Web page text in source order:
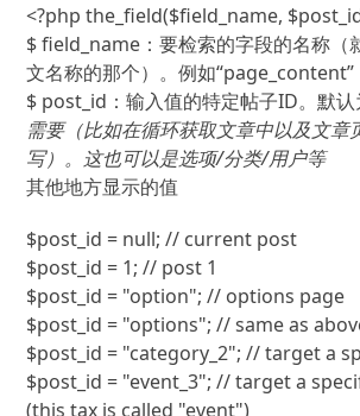
<?php the_field($field_name,
$ field_name：要检索的字段的名称（
文名称的那个）。例如“page_content”
$ post_id：输入值的特定帖子ID。默
需要（比如在循环获取文章中以及文章
写）。 这也可以是选项/分类/用户等
其他地方显示的值
$post_id = null; // current post
$post_id = 1; // post 1
$post_id = "option"; // options page
$post_id = "options"; // same as
$post_id = "category_2"; // target a
$post_id = "event_3"; // target a
(this tax is called "event")